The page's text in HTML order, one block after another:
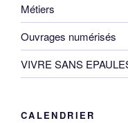
Métiers
Ouvrages numérisés
VIVRE SANS
CALENDRIER